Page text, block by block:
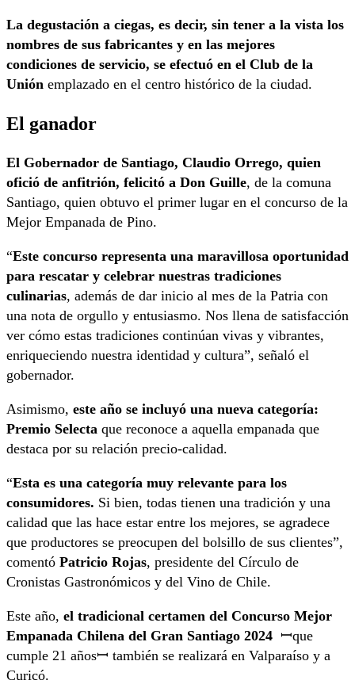
La degustación a ciegas, es decir, sin tener a la vista los
nombres de sus fabricantes y en las mejores
condiciones de servicio, se efectuó en el Club de la
Unión emplazado en el centro histórico de la ciudad.
El ganador
El Gobernador de Santiago, Claudio Orrego, quien
ofició de anfitrión, felicitó a Don Guille, de la comuna
Santiago, quien obtuvo el primer lugar en el concurso de la
Mejor Empanada de Pino.
“Este concurso representa una maravillosa oportunidad
para rescatar y celebrar nuestras tradiciones
culinarias, además de dar inicio al mes de la Patria con
una nota de orgullo y entusiasmo. Nos llena de satisfacción
ver cómo estas tradiciones continúan vivas y vibrantes,
enriqueciendo nuestra identidad y cultura”, señaló el
gobernador.
Asimismo, este año se incluyó una nueva categoría:
Premio Selecta que reconoce a aquella empanada que
destaca por su relación precio-calidad.
“Esta es una categoría muy relevante para los
consumidores. Si bien, todas tienen una tradición y una
calidad que las hace estar entre los mejores, se agradece
que productores se preocupen del bolsillo de sus clientes”,
comentó Patricio Rojas, presidente del Círculo de
Cronistas Gastronómicos y del Vino de Chile.
Este año, el tradicional certamen del Concurso Mejor
Empanada Chilena del Gran Santiago 2024 ꟷque
cumple 21 añosꟷ también se realizará en Valparaíso y a
Curicó.